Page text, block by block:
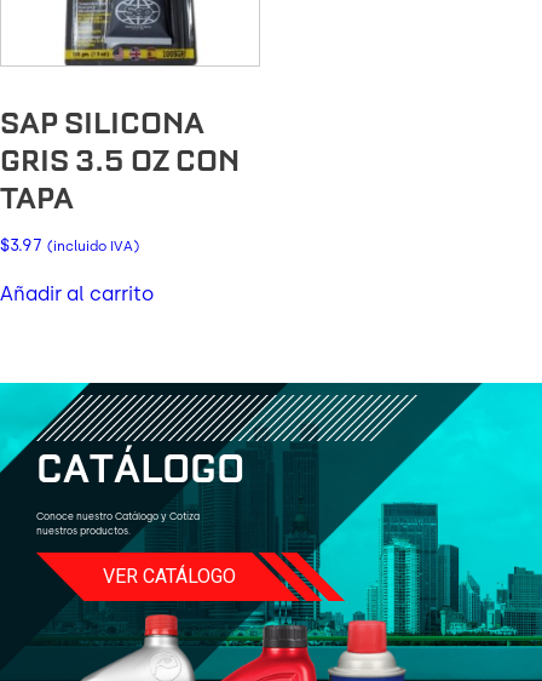
SAP SILICONA
GRIS 3.5 OZ CON
TAPA
$3.97 (incluido IVA)
Añadir al carrito
CATÁLOGO
Conoce nuestro Catálogo y Cotiza
nuestros productos.
VER CATÁLOGO